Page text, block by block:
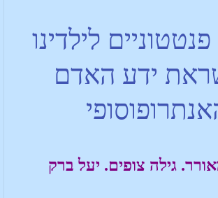
לילדינו
ידע האדם
גילה צופים. יעל ברק